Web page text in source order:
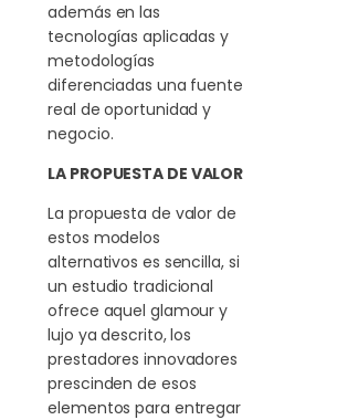
además en las
tecnologías aplicadas y
metodologías
diferenciadas una fuente
real de oportunidad y
negocio.
LA PROPUESTA DE VALOR
La propuesta de valor de
estos modelos
alternativos es sencilla, si
un estudio tradicional
ofrece aquel glamour y
lujo ya descrito, los
prestadores innovadores
prescinden de esos
elementos para entregar